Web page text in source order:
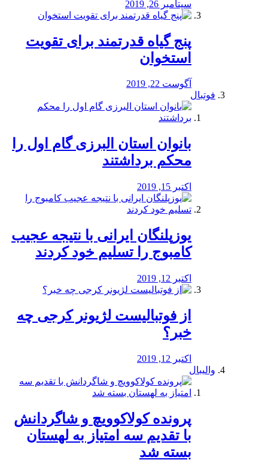
سپتامبر 26, 2019
پنج گیاه قدرتمند برای تقویت
استخوان
آگوست 22, 2019
فوتبال
بانوان استان البرزی گام اول را
محكم برداشتند
اکتبر 15, 2019
یوزپلنگان ایرانی با نتیجه عجیب
کامبوج را تسلیم خود کردند
اکتبر 12, 2019
از فوتبالیست لژیونر کرجی چه
خبر؟
اکتبر 12, 2019
والیبال
پرونده کولاکوویچ و شاگردانش
با تقدیم سه امتیاز به لهستان
بسته شد